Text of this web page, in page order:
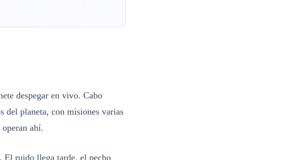
despegar en vivo. Cabo
del planeta, con misiones varias
ahí.
El ruido llega tarde, el pecho